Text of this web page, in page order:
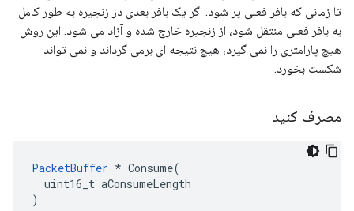
تا زمانی که بافر فعلی پر شود. اگر یک بافر بعدی در زنجیره به طور کامل
به بافر فعلی منتقل شود، از زنجیره خارج شده و آزاد می شود. این روش
هیچ پارامتری را نمی گیرد، هیچ نتیجه ای برمی گرداند و نمی تواند
شکست بخورد.
مصرف کنید
PacketBuffer * Consume(
  uint16_t aConsumeLength
)